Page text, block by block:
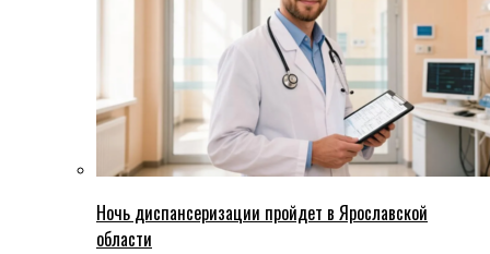
Ночь диспансеризации пройдет в Ярославской
области